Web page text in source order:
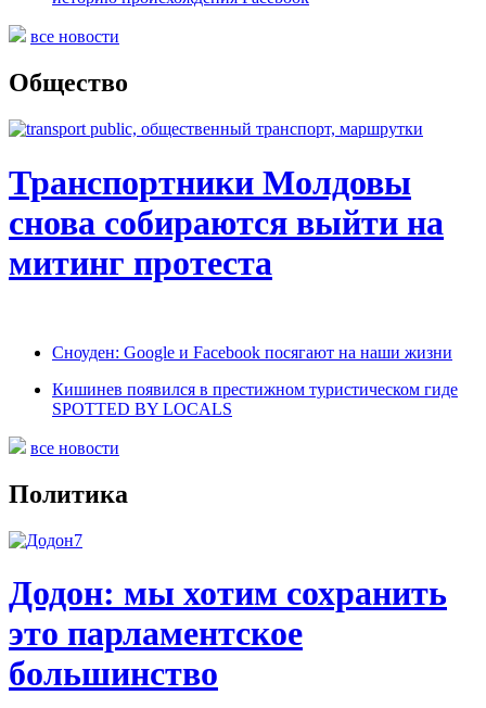
все новости
Общество
Транспортники Молдовы
снова собираются выйти на
митинг протеста
Сноуден: Google и Facebook посягают на наши жизни
Кишинев появился в престижном туристическом гиде
SPOTTED BY LOCALS
все новости
Политика
Додон: мы хотим сохранить
это парламентское
большинство